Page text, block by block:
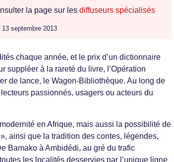
la page sur les diffuseurs spécialisés
13 septembre 2013
chaque année, et le prix d’un dictionnaire
suppléer à la rareté du livre, l’Opération
de lance, le Wagon-Bibliothèque. Au long de
passionnés, usagers ou acteurs du
en Afrique, mais aussi la possibilité de
ainsi que la tradition des contes, légendes,
Bamako à Ambidédi, au gré du trafic
les localités desservies par l’unique ligne